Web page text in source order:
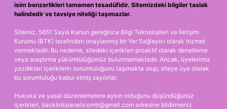
isim benzerlikleri tamamen tesadüfidir. Sitemizdeki bilgiler taslak
halindedir ve tavsiye niteliği taşımazlar.
Sitemiz, 5651 Sayılı Kanun gereğince Bilgi Teknolojileri ve İletişim
Kurumu (BTK) tarafından onaylanmış bir Yer Sağlayıcı olarak hizmet
vermektedir. Bu nedenle, sitedeki içerikleri proaktif olarak denetleme
veya araştırma yükümlülüğümüz bulunmamaktadır. Ancak, üyelerimiz
yazdıkları içeriklerin sorumluluğunu taşımakta olup, siteye üye olarak
bu sorumluluğu kabul etmiş sayılırlar.
Hukuka ve yasal düzenlemelere aykırı olduğunu düşündüğünüz
içerikleri, backlinkpanelicomtr@gmail.com adresine bildirmeniz